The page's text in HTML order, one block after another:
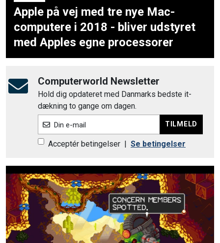
Apple på vej med tre nye Mac-
computere i 2018 - bliver udstyret
med Apples egne processorer
Computerworld Newsletter
Hold dig opdateret med Danmarks bedste it-
dækning to gange om dagen.
Din e-mail TILMELD
Acceptér betingelser | Se betingelser